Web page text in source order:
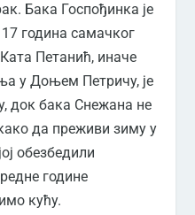
Бака Госпођинка је
година самачког
Петанић, иначе
у Доњем Петричу, је
док бака Снежана не
да преживи зиму у
обезбедили
године
кућу.